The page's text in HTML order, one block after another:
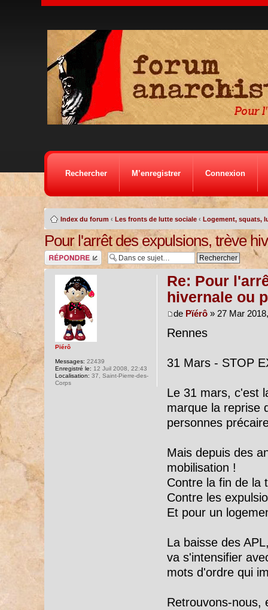
Rechercher M’enregistrer Connexion
Index du forum ‹ Les fronts de lutte sociale ‹ Logement, squats,
Pour l'arrêt des expulsions, trève
Répondre
Re: Pour
hivernale ou
de Pïérô» 27 Mar
Rennes
31 Mars - STOP
Le 31 mars, c'est
marque la reprise
personnes
Mais depuis des
mobilisation !
Contre la fin de la
Contre les
Et pour un
La baisse des
va s'intensifier
mots d'ordre qui
Retrouvons-nous,
Pïérô
Messages: 22439
Enregistré le: 12 Juil 2008, 22:43
Localisation: 37, Saint-Pierre-des-
Corps